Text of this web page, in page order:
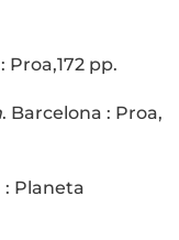
Proa,172 pp.
. Barcelona : Proa,
Planeta